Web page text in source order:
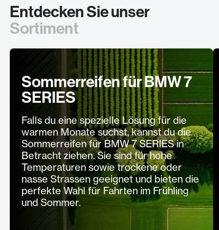
Entdecken Sie unser
Sortiment
Sommerreifen für BMW 7
SERIES
Falls du eine spezielle Lösung für die
warmen Monate suchst, kannst du die
Sommerreifen für BMW 7 SERIES in
Betracht ziehen. Sie sind für hohe
Temperaturen sowie trockene oder
nasse Strassen geeignet und bieten die
perfekte Wahl für Fahrten im Frühling
und Sommer.